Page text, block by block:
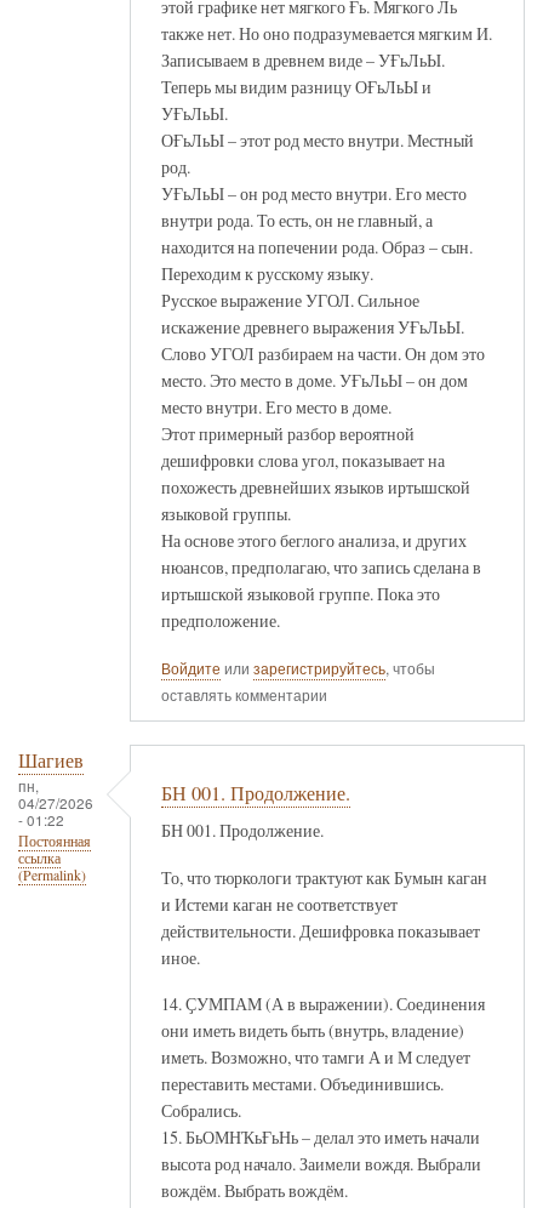
этой графике нет мягкого Ғь. Мягкого Ль
также нет. Но оно подразумевается мягким И.
Записываем в древнем виде – УҒьЛьЫ.
Теперь мы видим разницу ОҒьЛьЫ и
УҒьЛьЫ.
ОҒьЛьЫ – этот род место внутри. Местный
род.
УҒьЛьЫ – он род место внутри. Его место
внутри рода. То есть, он не главный, а
находится на попечении рода. Образ – сын.
Переходим к русскому языку.
Русское выражение УГОЛ. Сильное
искажение древнего выражения УҒьЛьЫ.
Слово УГОЛ разбираем на части. Он дом это
место. Это место в доме. УҒьЛьЫ – он дом
место внутри. Его место в доме.
Этот примерный разбор вероятной
дешифровки слова угол, показывает на
похожесть древнейших языков иртышской
языковой группы.
На основе этого беглого анализа, и других
нюансов, предполагаю, что запись сделана в
иртышской языковой группе. Пока это
предположение.
Войдите или зарегистрируйтесь, чтобы
оставлять комментарии
Шагиев
пн,
04/27/2026
- 01:22
Постоянная
ссылка
(Permalink)
БН 001. Продолжение.
БН 001. Продолжение.
То, что тюркологи трактуют как Бумын каган
и Истеми каган не соответствует
действительности. Дешифровка показывает
иное.
14. ҪУМПАМ (А в выражении). Соединения
они иметь видеть быть (внутрь, владение)
иметь. Возможно, что тамги А и М следует
переставить местами. Объединившись.
Собрались.
15. БьОМНҠьҒьНь – делал это иметь начали
высота род начало. Заимели вождя. Выбрали
вождём. Выбрать вождём.